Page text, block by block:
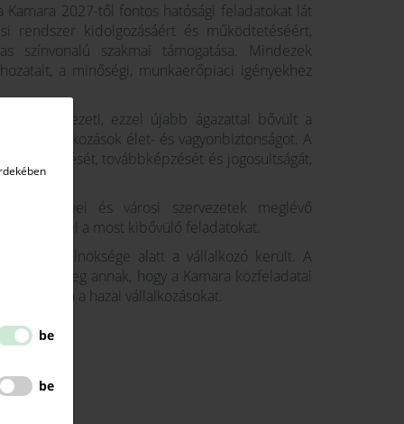
be
be
2027-től fontos hatósági feladatokat lát
kidolgozásáért és működtetéséért,
színvonalú szakmai támogatása. Mindezek
a minőségi, munkaerőpiaci igényekhez
vezeti, ezzel újabb ágazattal bővült a
a vállalkozások élet- és vagyonbiztonságot. A
képzését, továbbképzését és jogosultságát,
és városi szervezetek meglévő
majd el a most kibővülő feladatokat.
Elek elnöksége alatt a vállalkozó került. A
meg annak, hogy a Kamara közfeladatai
a hazai vállalkozásokat.